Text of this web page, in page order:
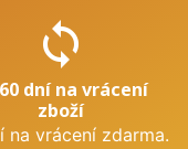
sync
dní na vrácení
zboží
na vrácení zdarma.